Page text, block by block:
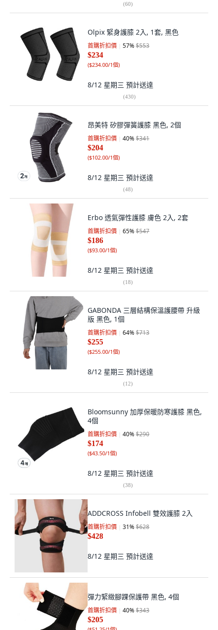
(60)
Olpix 緊身護膝 2入, 1套, 黑色
首購折扣價 57%$553
$234
($234.00/1個)
8/12 星期三 預計送達
(430)
昂美特 矽膠彈簧護膝 黑色, 2個
首購折扣價 40%$341
$204
($102.00/1個)
8/12 星期三 預計送達
(48)
Erbo 透氣彈性護膝 膚色 2入, 2套
首購折扣價 65%$547
$186
($93.00/1個)
8/12 星期三 預計送達
(18)
GABONDA 三層結構保溫護腰帶 升級
版 黑色, 1個
首購折扣價 64%$713
$255
($255.00/1個)
8/12 星期三 預計送達
(12)
Bloomsunny 加厚保暖防寒護膝 黑色,
4個
首購折扣價 40%$290
$174
($43.50/1個)
8/12 星期三 預計送達
(38)
ADDCROSS Infobell 雙效護膝 2入
首購折扣價 31%$628
$428
8/12 星期三 預計送達
彈力緊緻腳踝保護帶 黑色, 4個
首購折扣價 40%$343
$205